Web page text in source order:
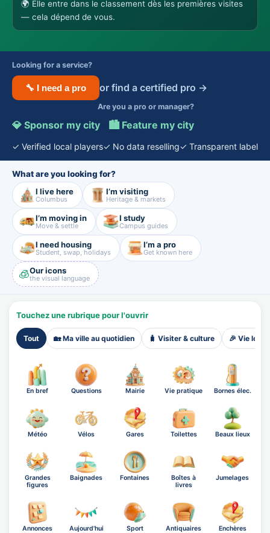
🌍 Elle entre dans le classement dès les premières visites
— cela dépend de vous.
Looking for a service?
🔧 I need a pro or find a certified pro →
Are you a pro or manager?
💎 Sponsor my city · 🏙️ Feature my city
✓ Verified local players✓ No data reselling✓ Transparent label
What are you looking for?
I live here
Columbus
I’m visiting
Heritage & markets
I’m moving in
Move & settle
I study
Campus guides
I need housing
Student, swap, holidays
I’m a pro
Get known here
🧊Our icons
the visual language
Touchez une rubrique pour l'ouvrir
Tout 🏡 Ma ville au quotidien 🧳 Visiter & culture 🎉 Vie
En bref Questions Mairie Vie pratique Bornes élec.
Météo Vélos Gares Toilettes Beaux lieux
Grandes
figures
Baignades Fontaines
Boîtes à
livres
Jumelages
Annonces Aujourd'hui Sport Antiquaires Enchères